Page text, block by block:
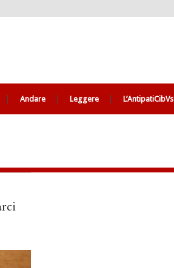
Andare Leggere L’AntipatiCibVs